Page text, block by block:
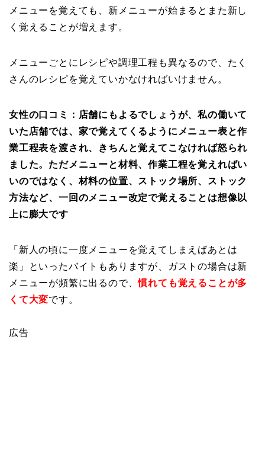
メニューを覚えても、新メニューが始まるとまた新し
く覚えることが増えます。
メニューごとにレシピや調理工程も異なるので、たく
さんのレシピを覚えていかなければいけません。
女性の口コミ：店舗にもよるでしょうが、私の働いて
いた店舗では、家で覚えてくるようにメニュー表と作
業工程表を渡され、きちんと覚えてこなければ怒られ
ました。ただメニューと材料、作業工程を覚えればい
いのではなく、材料の位置、ストック場所、ストック
方法など、一回のメニュー改定で覚えることは想像以
上に膨大です
「新人の頃に一度メニューを覚えてしまえばあとは
楽」といったバイトもありますが、ガストの場合は新
メニューが頻繁に出るので、慣れても覚えることが多
くて大変です。
広告